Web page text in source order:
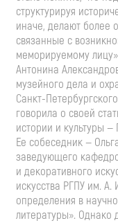
структурируя
иначе, делают более
связанные с
меморируемому
Антонина
музейного дела и
Санкт-Петербургского
говорила о своей
истории и культуры
Ее собеседник —
заведующего
и декоративного
искусства РГПУ им. А.
определения в
литературы». Однако